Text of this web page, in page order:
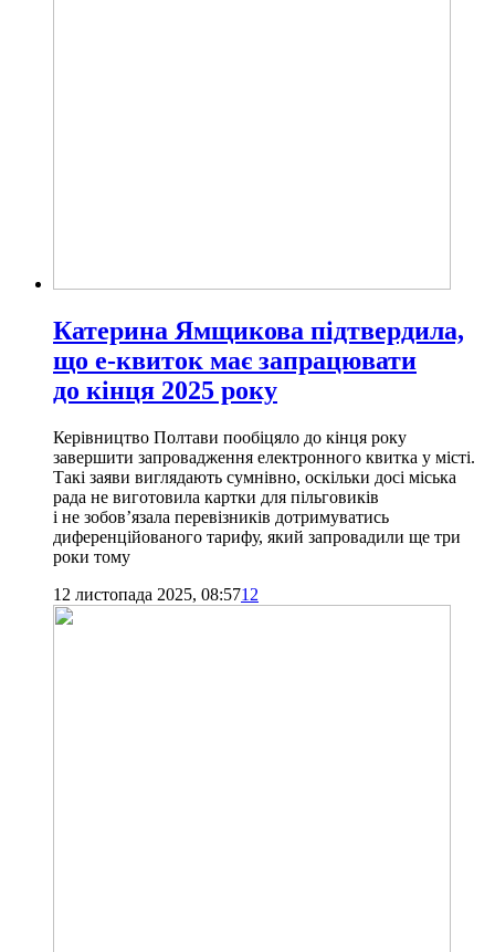
Катерина Ямщикова підтвердила,
що е-квиток має запрацювати
до кінця 2025 року
Керівництво Полтави пообіцяло до кінця року
завершити запровадження електронного квитка у місті.
Такі заяви виглядають сумнівно, оскільки досі міська
рада не виготовила картки для пільговиків
і не зобов’язала перевізників дотримуватись
диференційованого тарифу, який запровадили ще три
роки тому
12 листопада 2025, 08:5712